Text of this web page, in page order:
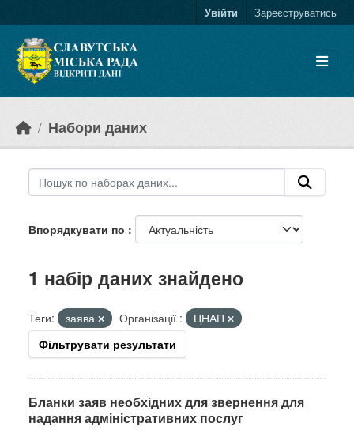
Увійти Зареєструватись
Набори даних
Впорядкувати по
1 набір даних знайдено
Теги: заява Організації :
ЦНАП
Фільтрувати результати
Бланки заяв необхідних для звернення для
надання адміністративних послуг